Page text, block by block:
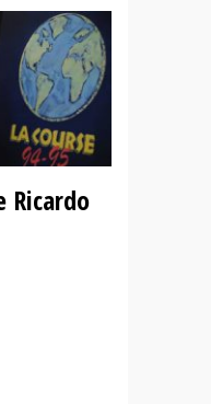
Ricardo